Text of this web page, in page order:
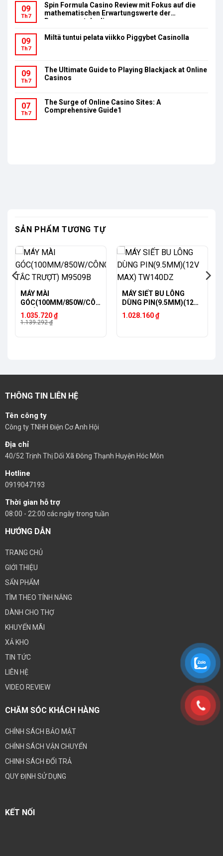
09
Th7
Spin Formula Casino Review mit Fokus auf die
mathematischen Erwartungswerte der
Bonusumsatzbedingungen
09
Th7
Miltä tuntui pelata viikko Piggybet Casinolla
09
Th7
The Ultimate Guide to Playing Blackjack at Online
Casinos
07
Th7
The Surge of Online Casino Sites: A
Comprehensive Guide1
SẢN PHẨM TƯƠNG TỰ
-9%
MÁY MÀI
GÓC(100MM/850W/CÔN
1.139.292₫
Giá
gốc
1.035.720₫
Giá
hiện
MÁY SIẾT BU LÔNG
DÙNG PIN(9.5MM)(12V
MAX) TW140DZ
1.028.160₫
THÔNG TIN LIÊN HỆ
Tên công ty
Công ty TNHH Điện Cơ Anh Hội
Địa chỉ
40/52 Trịnh Thị Dối Xã Đông Thạnh Huyện Hóc Môn
Hotline
0919047193
Thời gian hỗ trợ
08:00 - 22:00 các ngày trong tuần
HƯỚNG DẪN
TRANG CHỦ
GIỚI THIỆU
SẨN PHẨM
TÌM THEO TÍNH NĂNG
DÀNH CHO THỢ
KHUYẾN MÃI
XẢ KHO
TIN TỨC
LIÊN HỆ
VIDEO REVIEW
CHĂM SÓC KHÁCH HÀNG
CHÍNH SÁCH BẢO MẬT
CHÍNH SÁCH VẬN CHUYỂN
CHINH SÁCH ĐỔI TRẢ
QUY ĐỊNH SỬ DỤNG
KẾT NỐI